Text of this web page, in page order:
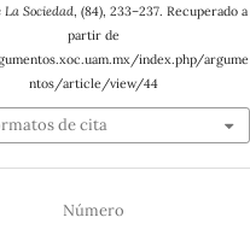
Sociedad, (84), 233–237. Recuperado a
partir de
index.php/argume
ntos/article/view/44
de cita
Número